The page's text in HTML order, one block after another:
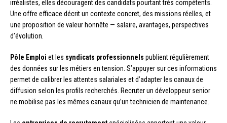
irréalistes, elles découragent des candidats pourtant très compétents.
Une offre efficace décrit un contexte concret, des missions réelles, et
une proposition de valeur honnête — salaire, avantages, perspectives
d’évolution.
Pôle Emploi et les syndicats professionnels publient régulièrement
des données sur les métiers en tension. S’appuyer sur ces informations
permet de calibrer les attentes salariales et d’adapter les canaux de
diffusion selon les profils recherchés. Recruter un développeur senior
ne mobilise pas les mêmes canaux qu’un technicien de maintenance.